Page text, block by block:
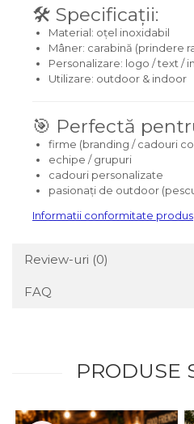
🛠️ Specificații:
Material: oțel inoxidabil
Mâner: carabină (prindere
Personalizare: logo / text /
Utilizare: outdoor & indoor
🎯 Perfectă
firme (branding / cadouri
echipe / grupuri
cadouri personalizate
pasionați de outdoor
Informatii conformitate produs
Review-uri (0)
FAQ
PRODUSE